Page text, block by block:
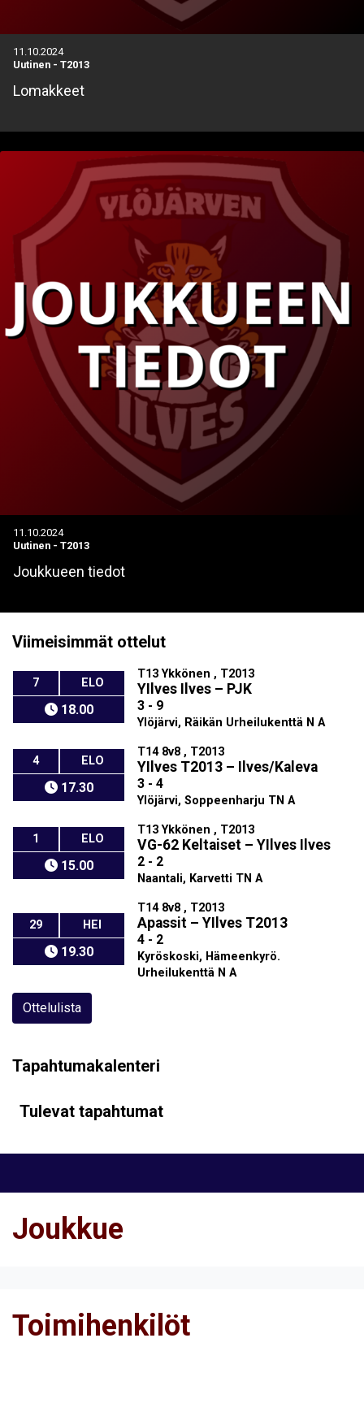
11.10.2024
Uutinen - T2013
Lomakkeet
11.10.2024
Uutinen - T2013
Joukkueen tiedot
Viimeisimmät ottelut
7 ELO
18.00
T13 Ykkönen , T2013
YIlves Ilves – PJK
3 - 9
Ylöjärvi, Räikän Urheilukenttä N A
4 ELO
17.30
T14 8v8 , T2013
YIlves T2013 – Ilves/Kaleva
3 - 4
Ylöjärvi, Soppeenharju TN A
1 ELO
15.00
T13 Ykkönen , T2013
VG-62 Keltaiset –YIlves Ilves
2 - 2
Naantali, Karvetti TN A
29 HEI
19.30
T14 8v8 , T2013
Apassit –YIlves T2013
4 - 2
Kyröskoski, Hämeenkyrö.
Urheilukenttä N A
Ottelulista
Tapahtumakalenteri
Tulevat tapahtumat
Joukkue
Toimihenkilöt